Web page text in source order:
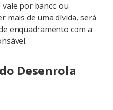
por banco ou
mais de uma dívida, será
enquadramento com a
Desenrola